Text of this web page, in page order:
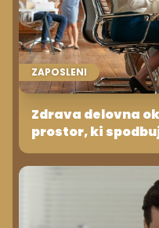
ZAPOSLENI
Zdrava delovna
prostor, ki
zaposlenih